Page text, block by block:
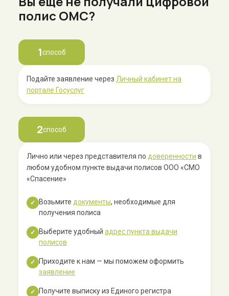
полис ОМС?
1способ
Подайте заявление через Личный кабинет на
портале Госуслуг
2способ
Лично или через представителя по доверенности в
любом удобном пункте выдачи полисов ООО «СМО
«Спасение»
✓ Возьмите документы, необходимые для
получения полиса
✓ Выберите удобный адрес пункта выдачи
полисов
✓
Приходите к нам — мы поможем оформить
заявление
✓
Получите выписку из Единого регистра